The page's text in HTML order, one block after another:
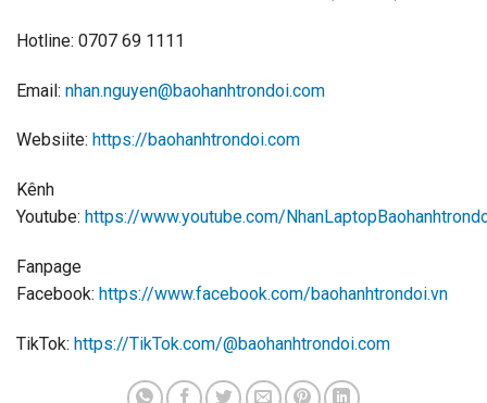
Hotline: 0707 69 1111
Email: nhan.nguyen@baohanhtrondoi.com
Websiite: https://baohanhtrondoi.com
Kênh
Youtube: https://www.youtube.com/
Fanpage
Facebook: https://www.facebook.com/baohanhtrondoi.vn
TikTok: https://TikTok.com/@baohanhtrondoi.com